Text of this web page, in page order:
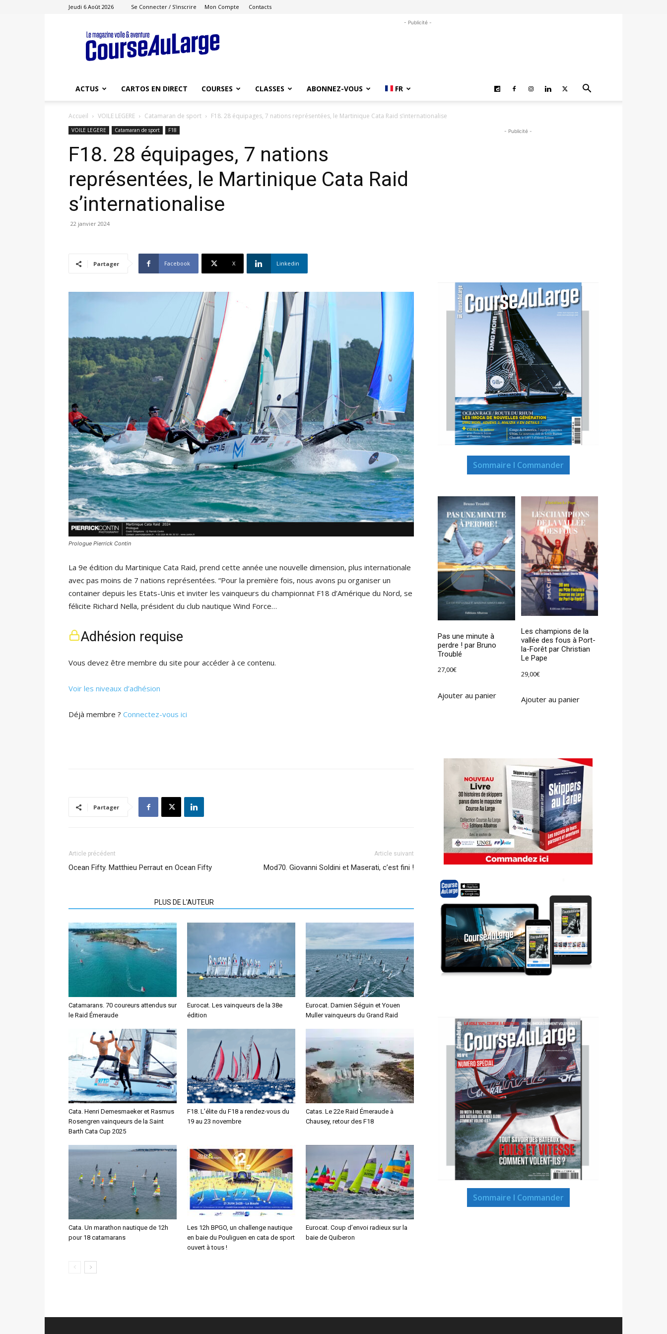
Jeudi 6 Août 2026 Se Connecter / S'inscrire Mon Compte Contacts
Course
au
Large
- Publicité -
ACTUS CARTOS EN DIRECT COURSES CLASSES ABONNEZ-VOUS FR
Accueil VOILE LEGERE Catamaran de sport F18. 28 équipages, 7 nations représentées, le Martinique Cata Raid s’internationalise
VOILE LEGERE Catamaran de sport F18
F18. 28 équipages, 7 nations
représentées, le Martinique Cata Raid
s’internationalise
22 janvier 2024
Partager Facebook X Linkedin
Prologue Pierrick Contin
La 9e édition du Martinique Cata Raid, prend cette année une nouvelle dimension, plus internationale
avec pas moins de 7 nations représentées. “Pour la première fois, nous avons pu organiser un
container depuis les Etats-Unis et inviter les vainqueurs du championnat F18 d’Amérique du Nord, se
félicite Richard Nella, président du club nautique Wind Force…
Adhésion requise
Vous devez être membre du site pour accéder à ce contenu.
Voir les niveaux d’adhésion
Déjà membre ? Connectez-vous ici
Partager
Article précédent
Ocean Fifty. Matthieu Perraut en Ocean Fifty
Article suivant
Mod70. Giovanni Soldini et Maserati, c’est fini !
PLUS DE L'AUTEUR
Catamarans. 70 coureurs attendus sur
le Raid Émeraude
Eurocat. Les vainqueurs de la 38e
édition
Eurocat. Damien Séguin et Youen
Muller vainqueurs du Grand Raid
Cata. Henri Demesmaeker et Rasmus
Rosengren vainqueurs de la Saint
Barth Cata Cup 2025
F18. L’élite du F18 a rendez-vous du
19 au 23 novembre
Catas. Le 22e Raid Émeraude à
Chausey, retour des F18
Cata. Un marathon nautique de 12h
pour 18 catamarans
Les 12h BPGO, un challenge nautique
en baie du Pouliguen en cata de sport
ouvert à tous !
Eurocat. Coup d’envoi radieux sur la
baie de Quiberon
- Publicité -
Sommaire I Commander
Pas une minute à
perdre ! par Bruno
Troublé
27,00€
Ajouter au panier
Les champions de la
vallée des fous à Port-
la-Forêt par Christian
Le Pape
29,00€
Ajouter au panier
Sommaire I Commander